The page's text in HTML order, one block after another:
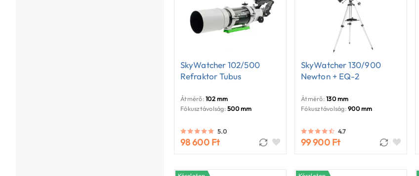
SkyWatcher 102/500
Refraktor Tubus
Átmérő: 102 mm
Fókusztávolság: 500 mm
5.0
98 600 Ft
SkyWatcher 130/900
Newton + EQ-2
Átmérő: 130 mm
Fókusztávolság: 900 mm
4.7
99 900 Ft